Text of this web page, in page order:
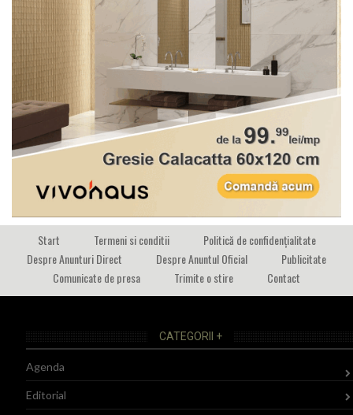
Start Termeni si conditii
Politică de confidențialitate
Despre Anunturi Direct
Despre Anuntul Oficial
Publicitate
Comunicate de presa
Trimite o stire Contact
CATEGORII +
Agenda
Editorial